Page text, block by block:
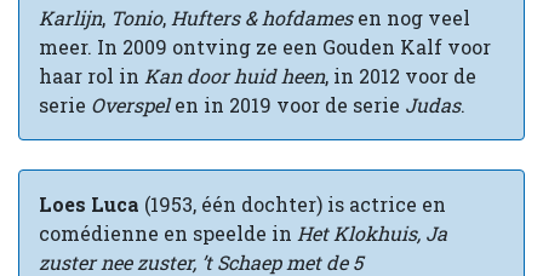
Karlijn, Tonio, Hufters & hofdamesen nog veel
meer. In 2009 ontving ze een Gouden Kalf voor
haar rol in Kan door huid heen, in 2012 voor de
serie Overspelen in 2019 voor de serie Judas.
Loes Luca (1953, één dochter) is actrice en
comédienne en speelde in Het Klokhuis, Ja
zuster nee zuster, ’t Schaep met de 5